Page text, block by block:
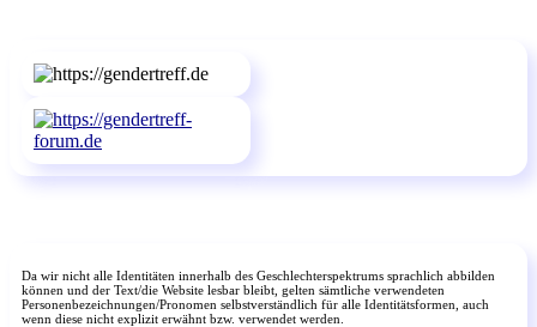
Da wir nicht alle Identitäten innerhalb des Geschlechterspektrums sprachlich abbilden
können und der Text/die Website lesbar bleibt, gelten sämtliche verwendeten
Personenbezeichnungen/Pronomen selbstverständlich für alle Identitätsformen, auch
wenn diese nicht explizit erwähnt bzw. verwendet werden.